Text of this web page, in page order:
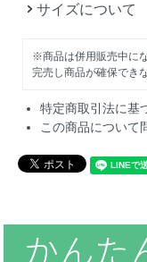
サイズについて
※商品は併用販売中に
完売し商品が確保でき
特定商取引法に基
この商品について